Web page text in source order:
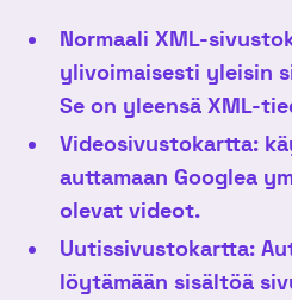
Normaali XML-
ylivoimaisesti yleisin
Se on yleensä XML-
Videosivustokartta:
auttamaan Googlea
olevat videot.
Uutissivustokartta:
löytämään sisältöä